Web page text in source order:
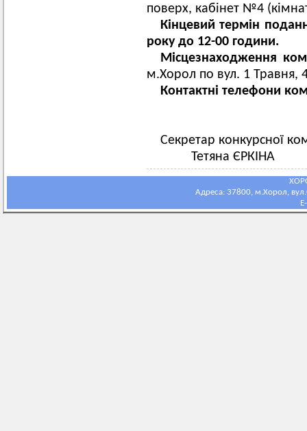
поверх, кабінет №4
Кінцевий термін
року до 12-00 години.
Місцезнаходження
м.Хорол по вул. 1 Травня,
Контактні телефони
Секретар
Тетяна ЄРКІНА
Адреса: 37800, м.Хорол,